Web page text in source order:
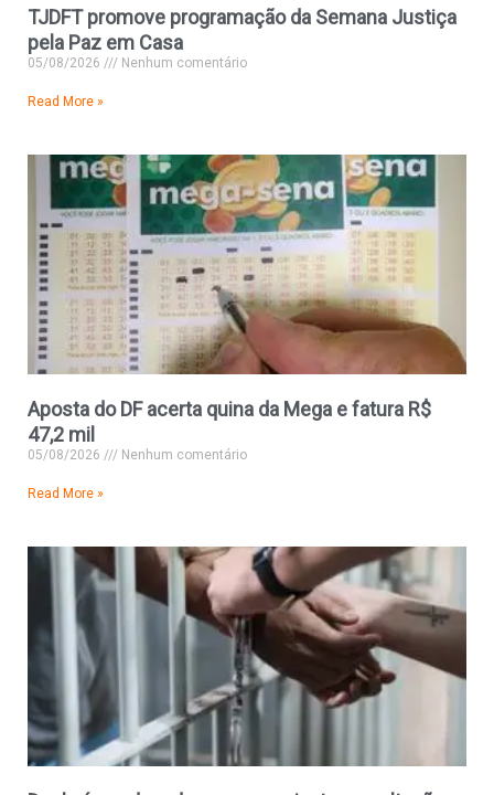
TJDFT promove programação da Semana Justiça
pela Paz em Casa
05/08/2026 Nenhum comentário
Read More »
Aposta do DF acerta quina da Mega e fatura R$
47,2 mil
05/08/2026 Nenhum comentário
Read More »